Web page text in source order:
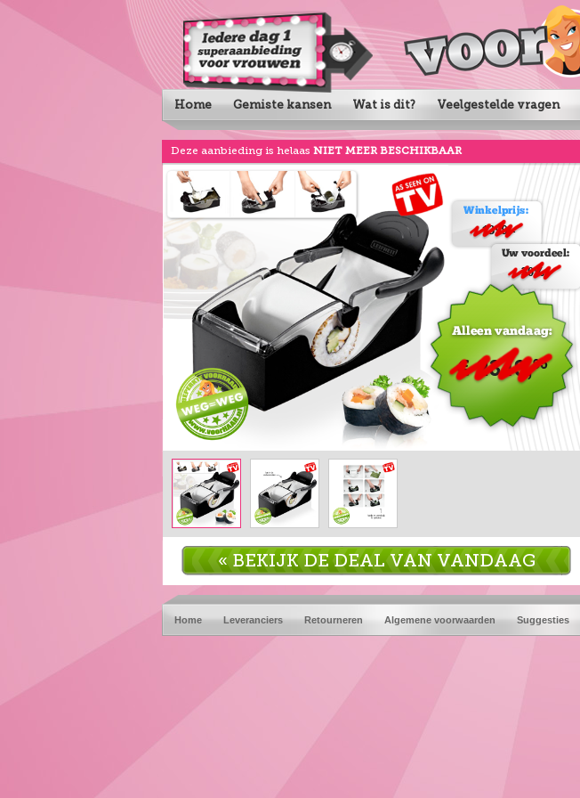
Home Gemiste kansen Wat is dit? Veelgestelde vragen
Deze aanbieding is helaas NIET MEER BESCHIKBAAR
« BEKIJK DE DEAL VAN VANDAAG
Home Leveranciers Retourneren Algemene voorwaarden Suggesties